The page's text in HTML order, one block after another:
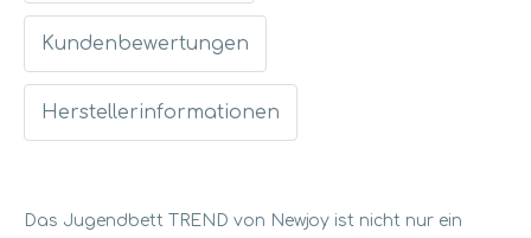
Das Jugendbett TREND von Newjoy ist nicht nur ein
Kundenbewertungen
Herstellerinformationen